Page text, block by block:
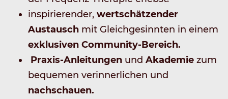
inspirierender, wertschätzender
Austausch mit Gleichgesinnten in einem
exklusiven Community-Bereich.
Praxis-Anleitungen und Akademie zum
bequemen verinnerlichen und
nachschauen.